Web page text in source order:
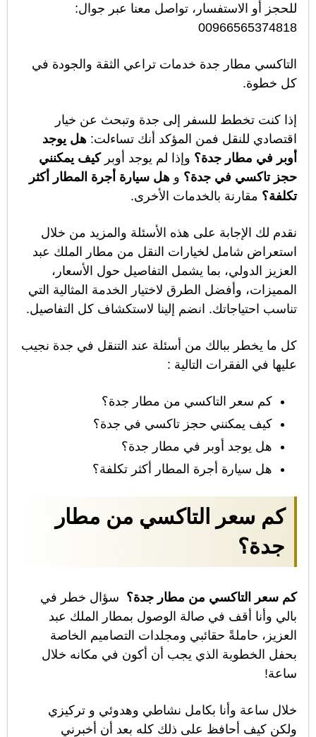
للحجز أو الاستفسار، تواصل معنا عبر جوال:
00966565374818
التاكسي مطار جدة خدمات تراعي الثقة والجودة في
كل خطوة.
إذا كنت تخطط للسفر إلى جدة وتبحث عن خيار
اقتصادي للنقل فمن المؤكد أنك تساءلت: هل يوجد
أوبر في مطار جدة؟ وإذا لم يوجد أوبركيف يمكنني
حجز تاكسي في جدة؟ و هل سيارة أجرة المطار أكثر
تكلفة؟ مقارنة بالخدمات الأخرى.
نقدم لك الإجابة على هذه الأسئلة والمزيد من خلال
استعراض شامل لخيارات النقل من مطار الملك عبد
العزيز الدولي، بما يشمل التفاصيل حول الأسعار،
المميزات، وأفضل الطرق لاختيار الخدمة المثالية التي
تناسب احتياجاتك. انضم إلينا لاستكشاف كل التفاصيل.
كل ما يخطر ببالك من أسئلة عند التنقل في جدة نجيب
عليها في الفقرات التالية :
كم سعر التاكسي من مطار جدة؟
كيف يمكنني حجز تاكسي في جدة؟
هل يوجد أوبر في مطار جدة؟
هل سيارة أجرة المطار أكثر تكلفة؟
كم سعر التاكسي من مطار
جدة؟
كم سعر التاكسي من مطار جدة؟ سؤال خطر في
بالي وأنا أقف في صالة الوصول بمطار الملك عبد
العزيز، حاملةً حقائبي ومجلدات التصاميم الخاصة
بحفل الخطوبة الذي يجب أن أكون في مكانه خلال
ساعة!
خلال ساعة وأنا بكامل نشاطي وهدوئي و تركيزي
ولكن كيف أحافظ على ذلك كله بعد أن أخبرني